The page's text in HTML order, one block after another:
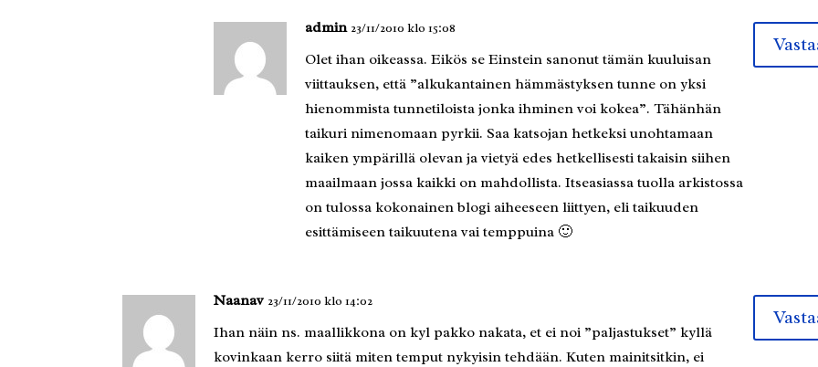
admin 23/11/2010 klo 15:08
Olet ihan oikeassa. Eikös se Einstein sanonut tämän kuuluisan
viittauksen, että ”alkukantainen hämmästyksen tunne on yksi
hienommista tunnetiloista jonka ihminen voi kokea”. Tähänhän
taikuri nimenomaan pyrkii. Saa katsojan hetkeksi unohtamaan
kaiken ympärillä olevan ja vietyä edes hetkellisesti takaisin siihen
maailmaan jossa kaikki on mahdollista. Itseasiassa tuolla arkistossa
on tulossa kokonainen blogi aiheeseen liittyen, eli taikuuden
esittämiseen taikuutena vai temppuina 🙂
Naanav 23/11/2010 klo 14:02
Ihan näin ns. maallikkona on kyl pakko nakata, et ei noi ”paljastukset” kyllä
kovinkaan kerro siitä miten temput nykyisin tehdään. Kuten mainitsitkin, ei